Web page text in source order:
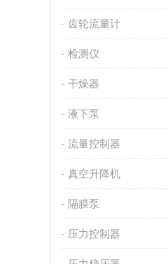
齿轮流量计
检测仪
干燥器
液下泵
流量控制器
真空升降机
隔膜泵
压力控制器